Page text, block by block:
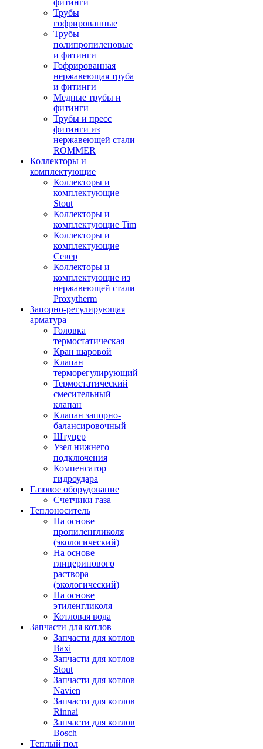
фитинги
Трубы
гофрированные
Трубы
полипропиленовые
и фитинги
Гофрированная
нержавеющая труба
и фитинги
Медные трубы и
фитинги
Трубы и пресс
фитинги из
нержавеющей стали
ROMMER
Коллекторы и
комплектующие
Коллекторы и
комплектующие
Stout
Коллекторы и
комплектующие Tim
Коллекторы и
комплектующие
Север
Коллекторы и
комплектующие из
нержавеющей стали
Proxytherm
Запорно-регулирующая
арматура
Головка
термостатическая
Кран шаровой
Клапан
терморегулирующий
Термостатический
смесительный
клапан
Клапан запорно-
балансировочный
Штуцер
Узел нижнего
подключения
Компенсатор
гидроудара
Газовое оборудование
Счетчики газа
Теплоноситель
На основе
пропиленгликоля
(экологический)
На основе
глицеринового
раствора
(экологический)
На основе
этиленгликоля
Котловая вода
Запчасти для котлов
Запчасти для котлов
Baxi
Запчасти для котлов
Stout
Запчасти для котлов
Navien
Запчасти для котлов
Rinnai
Запчасти для котлов
Bosch
Теплый пол